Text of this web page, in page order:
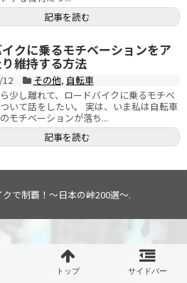
記事を読む
クに乗るモチベーションをア
維持する方法
12 その他, 自転車
少し離れて、ロードバイクに乗るモチベ
いて話をしたい。 実は、いま私は自転車
モチベーションが落ち...
記事を読む
で制覇！～日本の峠200選～.